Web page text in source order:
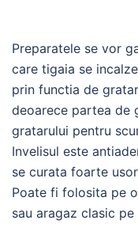
Preparatele se vor
care tigaia se
prin functia de
deoarece partea de
gratarului pentru
Invelisul este
se curata foarte
Poate fi folosita pe
sau aragaz clasic pe